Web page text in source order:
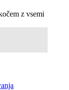
z vsemi